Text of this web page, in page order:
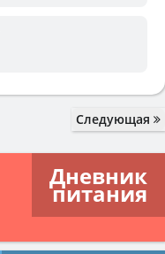
Следующая
Дневник
питания